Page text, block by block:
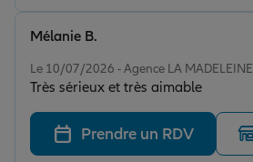
Le 10/07/2026 - Agence LA MADELEINE
Très sérieux et très aimable
Mélanie B.
Prendre un RDV